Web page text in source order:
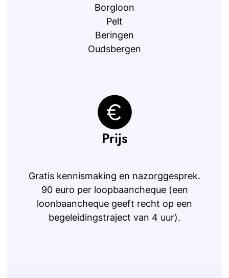
Borgloon
Pelt
Beringen
Oudsbergen
Prijs
Gratis kennismaking en nazorggesprek.
90 euro per loopbaancheque (een
loonbaancheque geeft recht op een
begeleidingstraject van 4 uur).